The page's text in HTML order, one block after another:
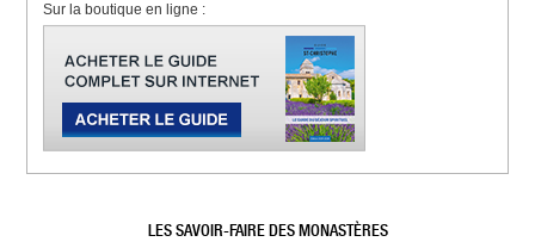
Sur la boutique en ligne :
LES SAVOIR-FAIRE DES MONASTÈRES